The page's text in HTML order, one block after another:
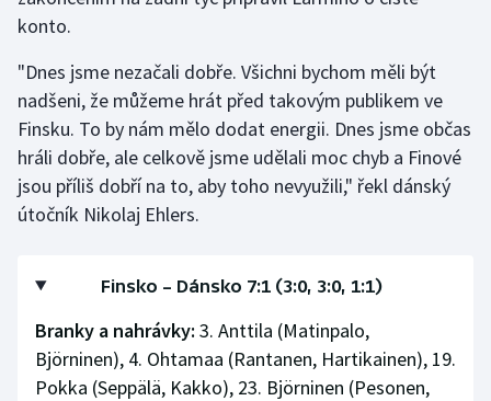
Stolní tenis
Triatlon
Veslování
Vodní slalom
Volejbal
Ostatní
konto.
"Dnes jsme nezačali dobře. Všichni bychom měli být
nadšeni, že můžeme hrát před takovým publikem ve
Finsku. To by nám mělo dodat energii. Dnes jsme občas
hráli dobře, ale celkově jsme udělali moc chyb a Finové
jsou příliš dobří na to, aby toho nevyužili," řekl dánský
útočník Nikolaj Ehlers.
Finsko – Dánsko 7:1 (3:0, 3:0, 1:1)
Branky a nahrávky: 3. Anttila (Matinpalo,
Björninen), 4. Ohtamaa (Rantanen, Hartikainen), 19.
Pokka (Seppälä, Kakko), 23. Björninen (Pesonen,